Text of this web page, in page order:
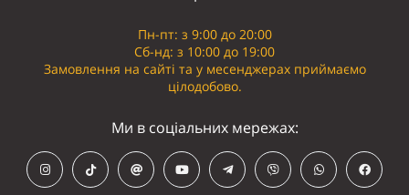
Пн-пт: з 9:00 до 20:00
Сб-нд: з 10:00 до 19:00
Замовлення на сайті та у месенджерах приймаємо
цілодобово.
Ми в соціальних мережах: